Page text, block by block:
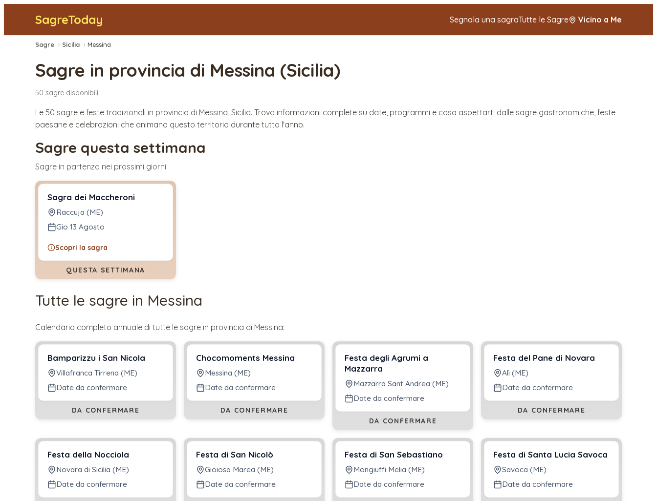
SagreToday Segnala una sagraTutte le Sagre Vicino a Me
Sagre › Sicilia › Messina
Sagre in provincia di Messina (Sicilia)
50 sagre disponibili
Le 50 sagre e feste tradizionali in provincia di Messina, Sicilia. Trova informazioni complete su date, programmi e cosa aspettarti dalle sagre gastronomiche, feste
paesane e celebrazioni che animano questo territorio durante tutto l'anno.
Sagre questa settimana
Sagre in partenza nei prossimi giorni
Sagra dei Maccheroni
Raccuja (ME)
Gio 13 Agosto
Scopri la sagra
QUESTA SETTIMANA
Tutte le sagre in Messina
Calendario completo annuale di tutte le sagre in provincia di Messina:
Bamparizzu i San Nicola
Villafranca Tirrena (ME)
Date da confermare
DA CONFERMARE
Chocomoments Messina
Messina (ME)
Date da confermare
DA CONFERMARE
Festa degli Agrumi a
Mazzarra
Mazzarra Sant Andrea (ME)
Date da confermare
DA CONFERMARE
Festa del Pane di Novara
Alì (ME)
Date da confermare
DA CONFERMARE
Festa della Nocciola
Novara di Sicilia (ME)
Date da confermare
Festa di San Nicolò
Gioiosa Marea (ME)
Date da confermare
Festa di San Sebastiano
Mongiuffi Melia (ME)
Date da confermare
Festa di Santa Lucia Savoca
Savoca (ME)
Date da confermare